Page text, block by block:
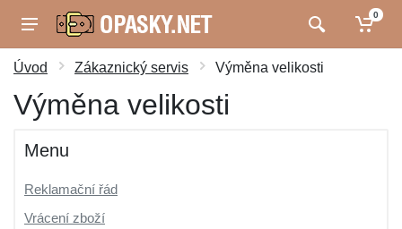
0
Úvod Zákaznický servis Výměna velikosti
Výměna velikosti
Menu
Reklamační řád
Vrácení zboží